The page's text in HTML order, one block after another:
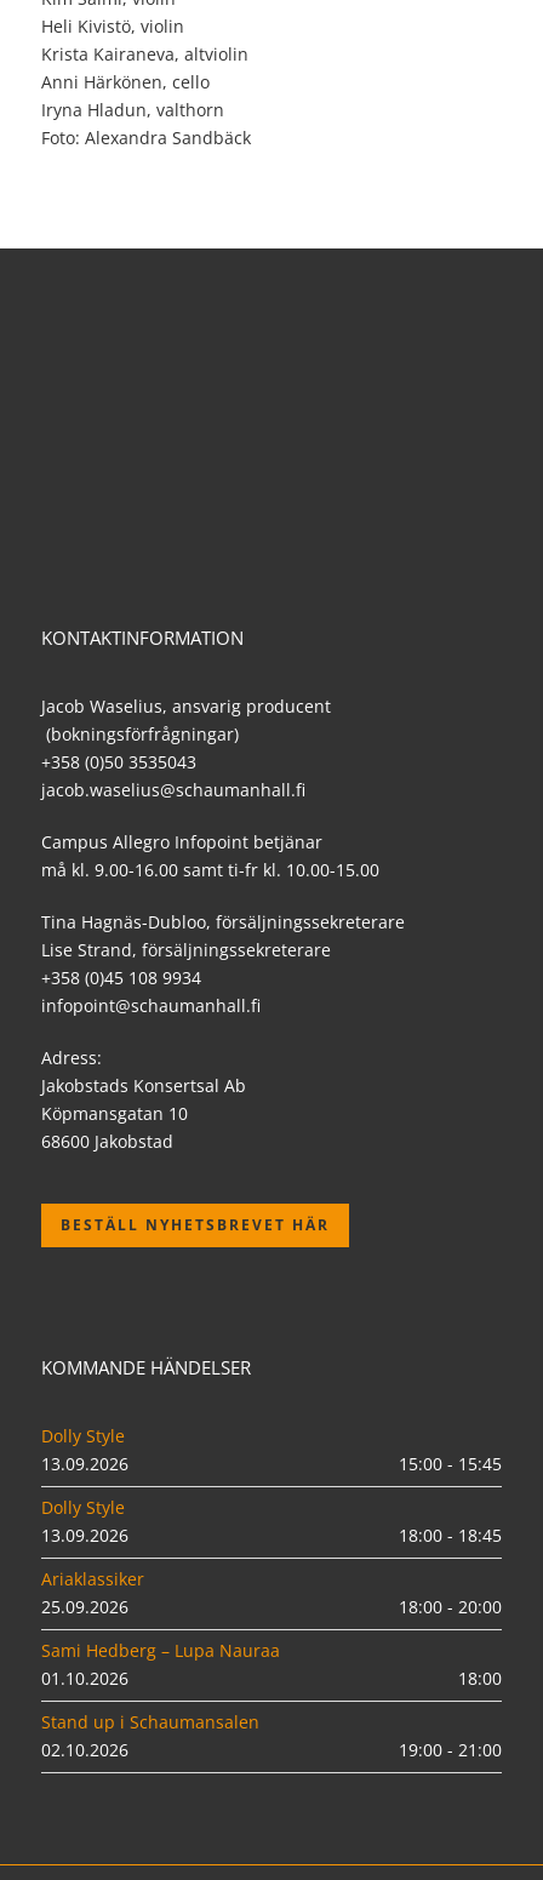
Heli Kivistö, violin
Krista Kairaneva, altviolin
Anni Härkönen, cello
Iryna Hladun, valthorn
Foto: Alexandra Sandbäck
KONTAKTINFORMATION
Jacob Waselius, ansvarig producent
(bokningsförfrågningar)
+358 (0)50 3535043
jacob.waselius@schaumanhall.fi
Campus Allegro Infopoint betjänar
må kl. 9.00-16.00 samt ti-fr kl. 10.00-15.00
Tina Hagnäs-Dubloo, försäljningssekreterare
Lise Strand, försäljningssekreterare
+358 (0)45 108 9934
infopoint@schaumanhall.fi
Adress:
Jakobstads Konsertsal Ab
Köpmansgatan 10
68600 Jakobstad
BESTÄLL NYHETSBREVET HÄR
KOMMANDE HÄNDELSER
Dolly Style
13.09.2026
15:00 - 15:45
Dolly Style
13.09.2026
18:00 - 18:45
Ariaklassiker
25.09.2026
18:00 - 20:00
Sami Hedberg – Lupa Nauraa
01.10.2026
18:00
Stand up i Schaumansalen
02.10.2026
19:00 - 21:00